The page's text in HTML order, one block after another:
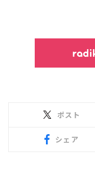
ポスト
シェア